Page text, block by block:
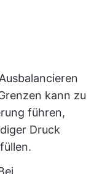
kann zu
führen,
Druck